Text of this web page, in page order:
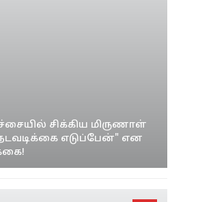
சிக்கிய மிருணாள்
எடுப்பேன்" என